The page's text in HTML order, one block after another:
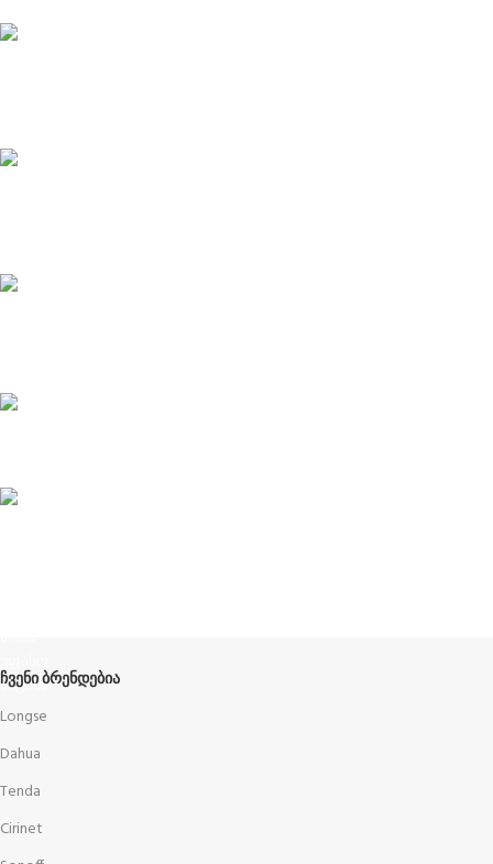
ᲩᲕᲔᲜᲘ ᲑᲠᲔᲜᲓᲔᲑᲘᲐ
Longse
Dahua
Tenda
Cirinet